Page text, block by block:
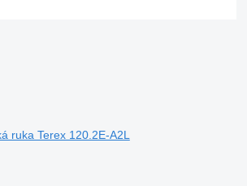
ruka Terex 120.2E-A2L